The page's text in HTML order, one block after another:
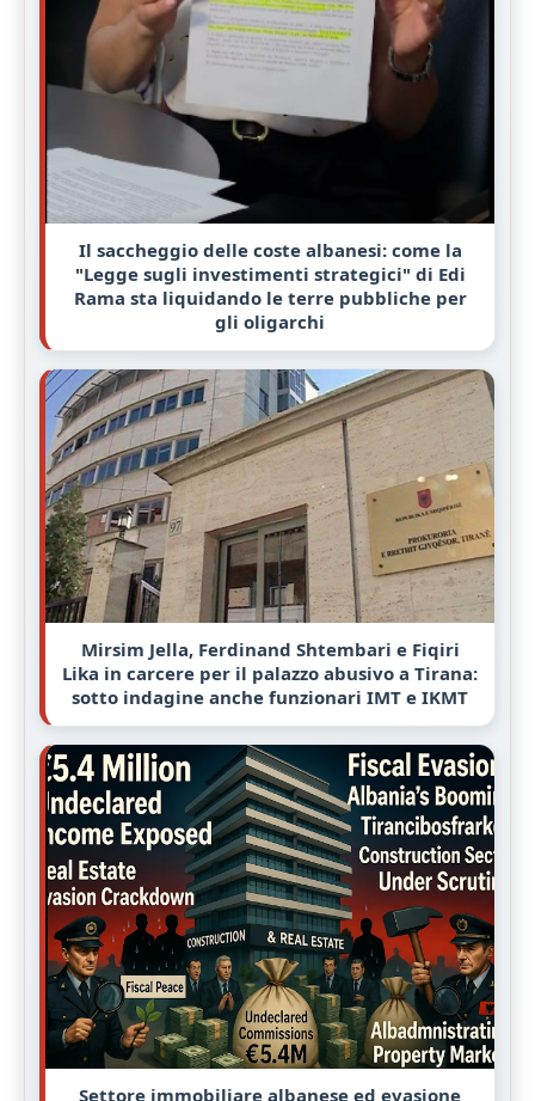
Il saccheggio delle coste albanesi: come la
"Legge sugli investimenti strategici" di Edi
Rama sta liquidando le terre pubbliche per
gli oligarchi
Mirsim Jella, Ferdinand Shtembari e Fiqiri
Lika in carcere per il palazzo abusivo a Tirana:
sotto indagine anche funzionari IMT e IKMT
Settore immobiliare albanese ed evasione